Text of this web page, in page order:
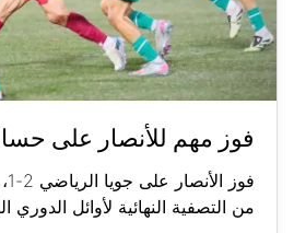
فوز مهم للأنصار على
من التصفية النهائية لأوائل الدوري